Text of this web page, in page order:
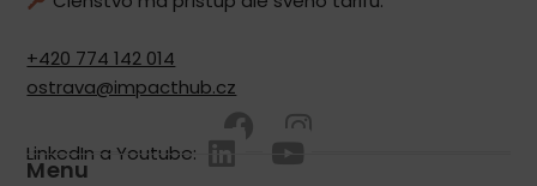
+420 774 142 014
ostrava@impacthub.cz
LinkedIn a Youtube:
Menu